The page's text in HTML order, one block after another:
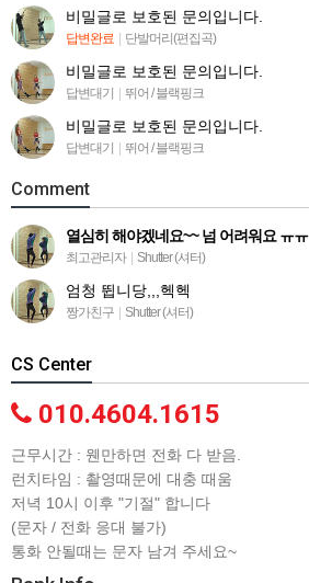
비밀글로 보호된 문의입니다.
답변완료 단발머리(편집곡)
비밀글로 보호된 문의입니다.
답변대기 뛰어 / 블랙핑크
비밀글로 보호된 문의입니다.
답변대기 뛰어 / 블랙핑크
Comment
열심히 해야겠네요~~ 넘 어려워요 ㅠㅠ
최고관리자 Shutter (셔터)
엄청 뜁니당,,,헥헥
짱가친구 Shutter (셔터)
CS Center
010.4604.1615
근무시간 : 웬만하면 전화 다 받음.
런치타임 : 촬영때문에 대충 때움
저녁 10시 이후 "기절" 합니다
(문자 / 전화 응대 불가)
통화 안될때는 문자 남겨 주세요~